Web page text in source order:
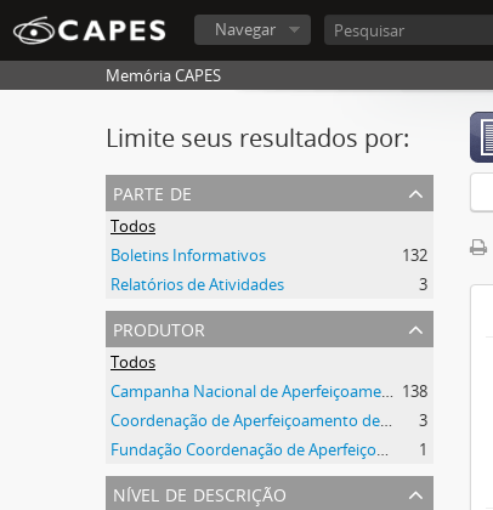
Navegar
Memória CAPES
Limite seus resultados por:
parte de
Todos
Boletins Informativos
132
Relatórios de Atividades
3
produtor
Todos
Campanha Nacional de Aperfeiçoamento de Pessoal de Nível Superior (CAPES) 138
Coordenação de Aperfeiçoamento de Pessoal de Nível Superior (CAPES)
3
Fundação Coordenação de Aperfeiçoamento de Pessoal de Nível Superior (CAPES)
1
nível de descrição